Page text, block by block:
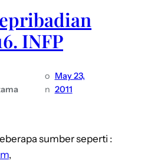
INFP
o
n
May 23,
2011
sumber seperti :
,